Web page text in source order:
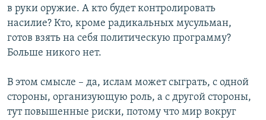
в руки оружие. А кто будет контролировать
насилие? Кто, кроме радикальных мусульман,
готов взять на себя политическую программу?
Больше никого нет.
В этом смысле – да, ислам может сыграть, с одной
стороны, организующую роль, а с другой стороны,
тут повышенные риски, потому что мир вокруг